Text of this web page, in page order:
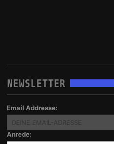
NEWSLETTER
Email Addresse:
Anrede: